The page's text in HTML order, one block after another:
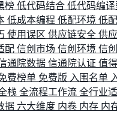
榜 低代码结合 低代码编译
低成本编程 低配环境 低
使用误区 供应链安全 供
配 信创市场 信创环境 信
通院数据 信通院认证 值
费榜单 免费版 入围名单
栈 全流程工作流 全行业
据 六大维度 内卷 内存 内